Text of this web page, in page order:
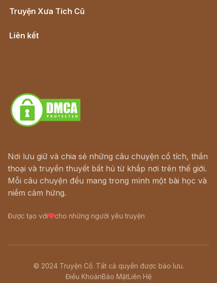
Truyện Xưa Tích Cũ
Liên kết
Nơi lưu giữ và chia sẻ những câu chuyện cổ tích, thần
thoại và truyền thuyết bất hủ từ khắp nơi trên thế giới.
Mỗi câu chuyện đều mang trong mình một bài học và
niềm cảm hứng.
Được tạo với cho những người yêu truyện
© 2024 Truyện Cổ. Tất cả quyền được bảo lưu.
Điều KhoảnBảo MậtLiên Hệ